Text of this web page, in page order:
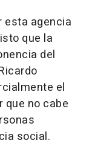
esta agencia
que la
del
el
que no cabe
social.